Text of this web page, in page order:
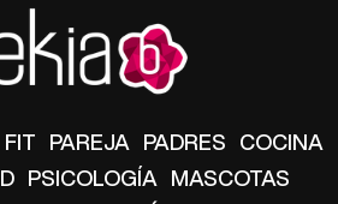
FIT PAREJA PADRES COCINA
PSICOLOGÍA MASCOTAS